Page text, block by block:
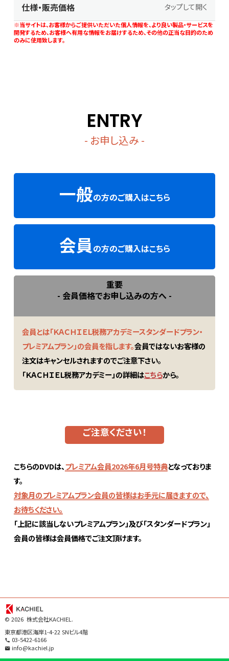
仕様・販売価格 タップして開く
※当サイトは、お客様からご提供いただいた個人情報を、より良い製品・サービスを
開発するため、お客様へ有用な情報をお届けするため、その他の正当な目的のため
のみに使用致します。
ENTRY
- お申し込み -
一般の方のご購入はこちら
会員 の方のご購入はこちら
重要
- 会員価格でお申し込みの方へ -
会員とは「ＫＡＣＨＩＥＬ税務アカデミースタンダードプラン・
プレミアムプラン」の会員を指します。会員ではないお客様の
注文はキャンセルされますのでご注意下さい。
「ＫＡＣＨＩＥＬ税務アカデミー」の詳細はこちらから。
ご注意ください！
こちらのDVDは、プレミアム会員2026年6月号特典となっておりま
す。
対象月のプレミアムプラン会員の皆様はお手元に届きますので、
お待ちください。
「上記に該当しないプレミアムプラン」及び「スタンダードプラン」
会員の皆様は会員価格でご注文頂けます。
© 2026 株式会社KACHIEL.
東京都港区海岸1-4-22 SNビル4階
03-5422-6166
info@kachiel.jp